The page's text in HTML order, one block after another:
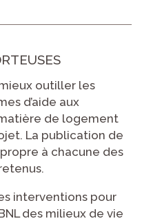
outiller les
d’aide aux
de logement
La publication de
à chacune des
interventions pour
des milieux de vie